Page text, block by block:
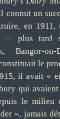
connut un
en 1911,
— plus tard
Bangor-
le
il avait «
qui
le milieu
», jamais